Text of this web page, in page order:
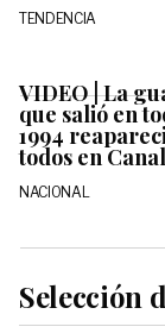
TENDENCIA
VIDEO | La
que salió en
1994
todos en Canal
NACIONAL
Selección